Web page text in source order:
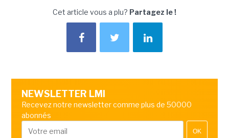
Cet article vous a plu? Partagez le !
NEWSLETTER LMI
Recevez notre newsletter comme plus de 50000
abonnés
OK